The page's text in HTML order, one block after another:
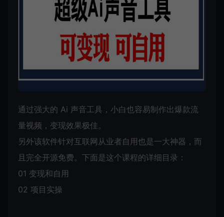
通过强大的 Ai 声音工具，小白也容易制作出爆款流
量视频，变现效果极佳。
另外该软件针对互联网从业者自用也是一大神器，而
且完全开源免费。下面是这个课程的详细目录：
01 变现和自用
02 项目实操